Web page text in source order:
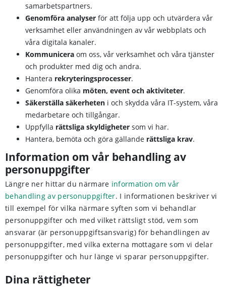
samarbetspartners.
Genomföra analyser för att följa upp och utvärdera vår
verksamhet eller användningen av vår webbplats och
våra digitala kanaler.
Kommunicera om oss, vår verksamhet och våra tjänster
och produkter med dig och andra.
Hantera rekryteringsprocesser.
Genomföra olika möten, event och aktiviteter.
Säkerställa säkerheten i och skydda våra IT-system, våra
medarbetare och tillgångar.
Uppfylla rättsliga skyldigheter som vi har.
Hantera, bemöta och göra gällande rättsliga krav.
Information om vår behandling av
personuppgifter
Längre ner hittar du närmare information om vår
behandling av personuppgifter. I informationen beskriver vi
till exempel för vilka närmare syften som vi behandlar
personuppgifter och med vilket rättsligt stöd, vem som
ansvarar (är personuppgiftsansvarig) för behandlingen av
personuppgifter, med vilka externa mottagare som vi delar
personuppgifter och hur länge vi sparar personuppgifter.
Dina rättigheter